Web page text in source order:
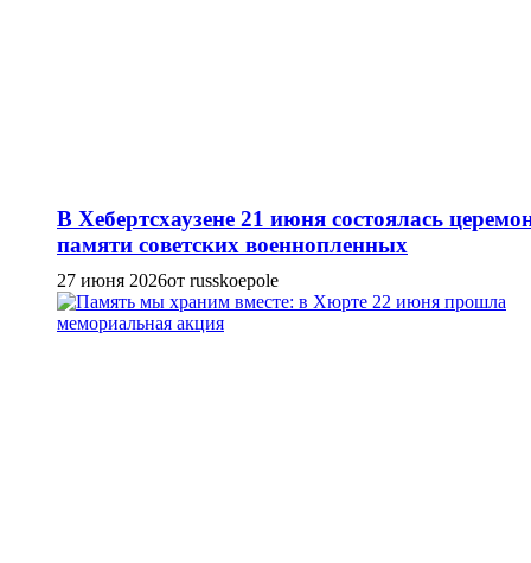
В Хебертсхаузене 21 июня состоялась
памяти советских военнопленных
27 июня 2026от russkoepole